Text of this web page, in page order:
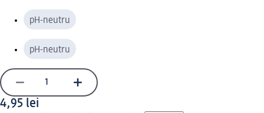
pH-neutru
pH-neutru
4,95 lei